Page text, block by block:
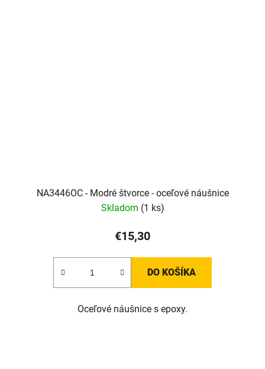
NA3446OC - Modré štvorce - oceľové náušnice
Skladom (1 ks)
€15,30
DO KOŠÍKA
Oceľové náušnice s epoxy.